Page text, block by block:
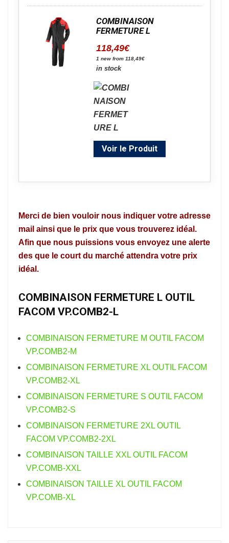
COMBINAISON
FERMETURE L
118,49€
1 new from 118,49€
in stock
Voir le Produit
Merci de bien vouloir nous indiquer votre adresse
mail ainsi que le prix que vous trouverez idéal.
Afin que nous puissions vous envoyez une alerte
des que le court du marché attendra votre prix
idéal.
COMBINAISON FERMETURE L OUTIL
FACOM VP.COMB2-L
COMBINAISON FERMETURE M OUTIL FACOM
VP.COMB2-M
COMBINAISON FERMETURE XL OUTIL FACOM
VP.COMB2-XL
COMBINAISON FERMETURE S OUTIL FACOM
VP.COMB2-S
COMBINAISON FERMETURE 2XL OUTIL
FACOM VP.COMB2-2XL
COMBINAISON TAILLE XXL OUTIL FACOM
VP.COMB-XXL
COMBINAISON TAILLE XL OUTIL FACOM
VP.COMB-XL